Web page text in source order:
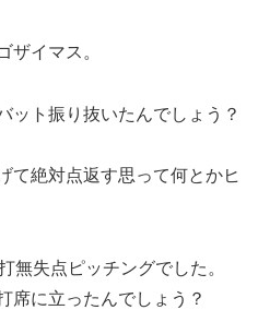
ザイマス。
ット振り抜いたんでしょう？
て絶対点返す思って何とかヒ
無失点ピッチングでした。
席に立ったんでしょう？